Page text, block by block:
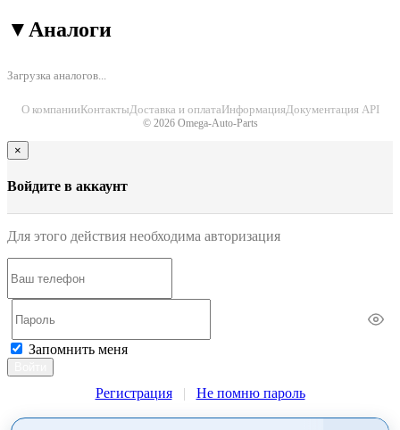
▼ Аналоги
Загрузка аналогов...
О компанииКонтактыДоставка и оплатаИнформацияДокументация API
© 2026 Omega-Auto-Parts
×
Войдите в аккаунт
Для этого действия необходима авторизация
Запомнить меня
Регистрация | Не помню пароль